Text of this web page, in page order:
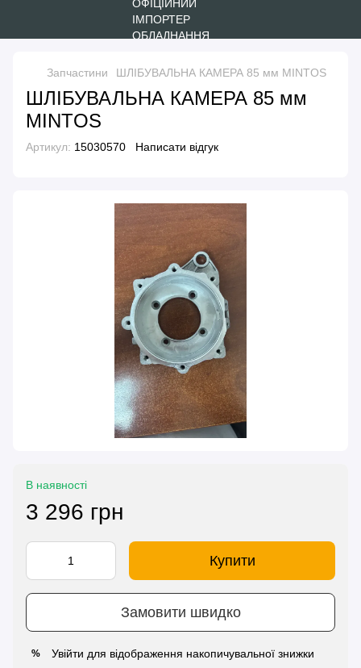
Запчастини ШЛІБУВАЛЬНА КАМЕРА 85 мм MINTOS
ШЛІБУВАЛЬНА КАМЕРА 85 мм
MINTOS
Артикул: 15030570 Написати відгук
В наявності
3 296 грн
Купити
Замовити швидко
% Увійти для відображення накопичувальної знижки